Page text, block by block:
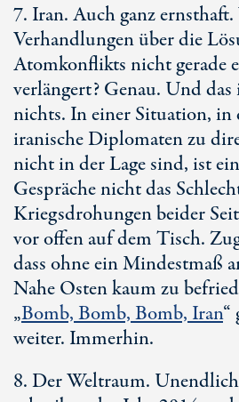
7. Iran. Auch ganz
Verhandlungen über die
Atomkonflikts nicht gerade
verlängert? Genau. Und das
nichts. In einer Situation,
iranische Diplomaten zu
nicht in der Lage sind, ist
Gespräche nicht das
Kriegsdrohungen beider
vor offen auf dem Tisch.
dass ohne ein Mindestmaß
Nahe Osten kaum zu
„Bomb, Bomb, Bomb, Iran“
weiter. Immerhin.
8. Der Weltraum.